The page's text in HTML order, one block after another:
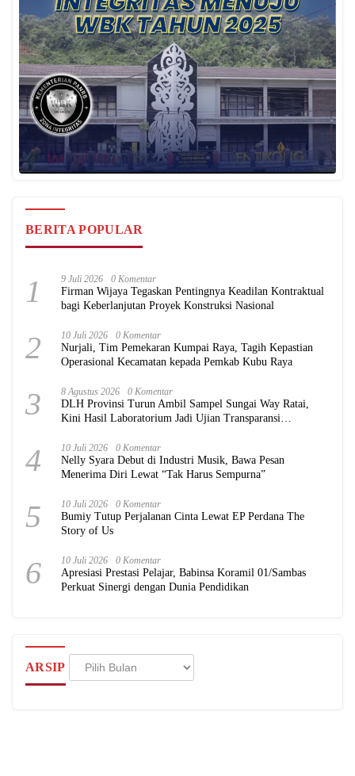
BERITA POPULAR
1 9 Juli 2026 0 Komentar
Firman Wijaya Tegaskan Pentingnya Keadilan Kontraktual
bagi Keberlanjutan Proyek Konstruksi Nasional
2 10 Juli 2026 0 Komentar
Nurjali, Tim Pemekaran Kumpai Raya, Tagih Kepastian
Operasional Kecamatan kepada Pemkab Kubu Raya
3 8 Agustus 2026 0 Komentar
DLH Provinsi Turun Ambil Sampel Sungai Way Ratai,
Kini Hasil Laboratorium Jadi Ujian Transparansi
4 10 Juli 2026 0 Komentar
Nelly Syara Debut di Industri Musik, Bawa Pesan
Menerima Diri Lewat “Tak Harus Sempurna”
5 10 Juli 2026 0 Komentar
Bumiy Tutup Perjalanan Cinta Lewat EP Perdana The
Story of Us
6 10 Juli 2026 0 Komentar
Apresiasi Prestasi Pelajar, Babinsa Koramil 01/Sambas
Perkuat Sinergi dengan Dunia Pendidikan
ARSIP
Arsip